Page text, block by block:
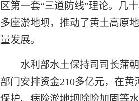
区第一套“三道防线”理论。几
多座淤地坝，推动了黄土高原
量发展。
水利部水土保持司司长蒲
部门安排资金210多亿元，在
保护、病险淤地坝除险加固等